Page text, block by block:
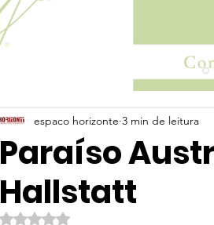
Paraíso
Hallstatt
espaco horizonte 3 min de leitura
Avaliado com NaN de 5 estrelas.